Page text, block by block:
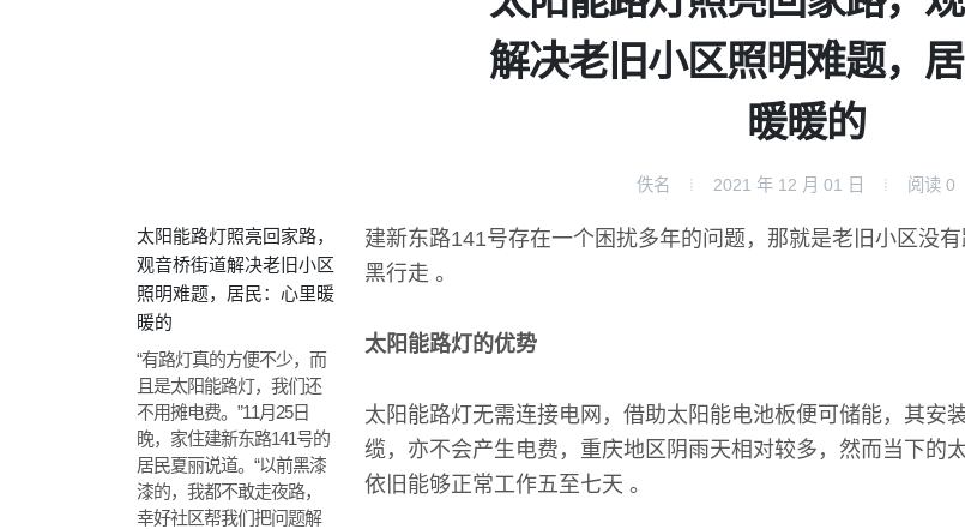
解决老旧小区照明难题，
暖暖的
佚名 2021 年 12 月 01 日 阅读 0
太阳能路灯照亮回家路，
观音桥街道解决老旧小区
照明难题，居民：心里暖
暖的
“有路灯真的方便不少，而
且是太阳能路灯，我们还
不用摊电费。”11月25日
晚，家住建新东路141号的
居民夏丽说道。“以前黑漆
漆的，我都不敢走夜路，
幸好社区帮我们把问题解
建新东路141号存在一个困扰多年的问题，那就是老旧小区没
黑行走 。
太阳能路灯的优势
太阳能路灯无需连接电网，借助太阳能电池板便可储能，其安
缆，亦不会产生电费，重庆地区阴雨天相对较多，然而当下的
依旧能够正常工作五至七天 。